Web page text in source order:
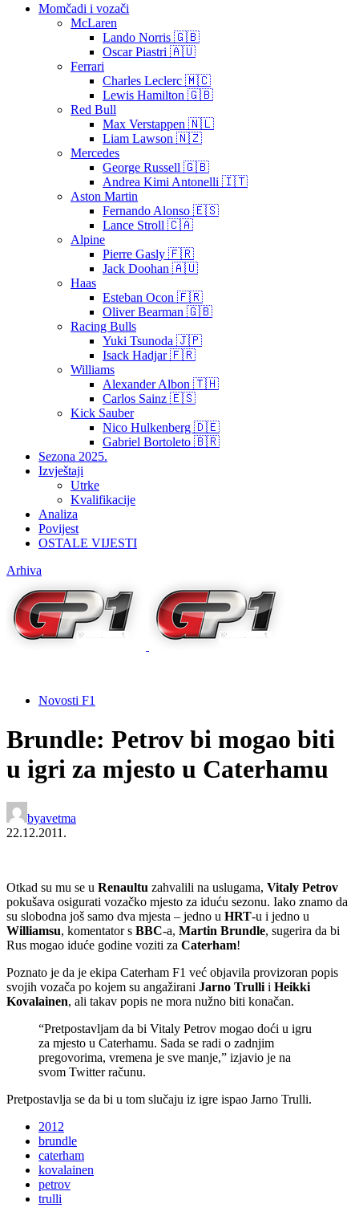
Momčadi i vozači
McLaren
Lando Norris 🇬🇧
Oscar Piastri 🇦🇺
Ferrari
Charles Leclerc 🇲🇨
Lewis Hamilton 🇬🇧
Red Bull
Max Verstappen 🇳🇱
Liam Lawson 🇳🇿
Mercedes
George Russell 🇬🇧
Andrea Kimi Antonelli 🇮🇹
Aston Martin
Fernando Alonso 🇪🇸
Lance Stroll 🇨🇦
Alpine
Pierre Gasly 🇫🇷
Jack Doohan 🇦🇺
Haas
Esteban Ocon 🇫🇷
Oliver Bearman 🇬🇧
Racing Bulls
Yuki Tsunoda 🇯🇵
Isack Hadjar 🇫🇷
Williams
Alexander Albon 🇹🇭
Carlos Sainz 🇪🇸
Kick Sauber
Nico Hulkenberg 🇩🇪
Gabriel Bortoleto 🇧🇷
Sezona 2025.
Izvještaji
Utrke
Kvalifikacije
Analiza
Povijest
OSTALE VIJESTI
Arhiva
Novosti F1
Brundle: Petrov bi mogao biti
u igri za mjesto u Caterhamu
byavetma
22.12.2011.
Otkad su mu se u Renaultu zahvalili na uslugama, Vitaly Petrov
pokušava osigurati vozačko mjesto za iduću sezonu. Iako znamo da
su slobodna još samo dva mjesta – jedno u HRT-u i jedno u
Williamsu, komentator s BBC-a, Martin Brundle, sugerira da bi
Rus mogao iduće godine voziti za Caterham!
Poznato je da je ekipa Caterham F1 već objavila provizoran popis
svojih vozača po kojem su angažirani Jarno Trulli i Heikki
Kovalainen, ali takav popis ne mora nužno biti konačan.
“Pretpostavljam da bi Vitaly Petrov mogao doći u igru
za mjesto u Caterhamu. Sada se radi o zadnjim
pregovorima, vremena je sve manje,” izjavio je na
svom Twitter računu.
Pretpostavlja se da bi u tom slučaju iz igre ispao Jarno Trulli.
2012
brundle
caterham
kovalainen
petrov
trulli